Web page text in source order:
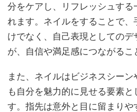
分をケアし、リフレッシュする
れます。ネイルをすることで
けでなく、自己表現としての
が、自信や満足感につながるこ
また、ネイルはビジネスシー
も自分を魅力的に見せる要素と
す。指先は意外と目に留まりや